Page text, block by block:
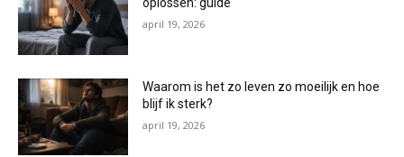
april 19, 2026
Waarom is het zo leven zo moeilijk en hoe
blijf ik sterk?
april 19, 2026